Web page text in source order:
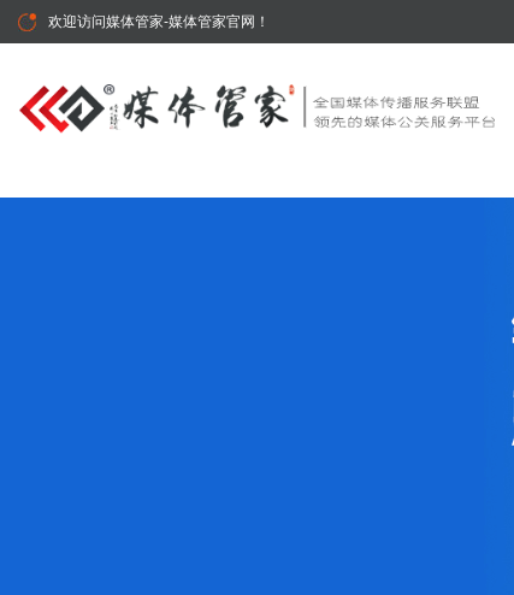
欢迎访问媒体管家-媒体管家官网 ！